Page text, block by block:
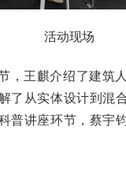
活动现场
，王麒介绍了建筑
了从实体设计到混
普讲座环节，蔡宇